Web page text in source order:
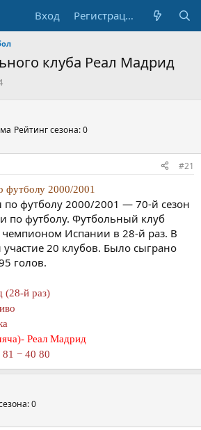
Вход Регистрация
клуба Реал Мадрид
Рейтинг сезона: 0
#21
футболу 2000/2001
футболу 2000/2001 — 70-й сезон
по футболу. Футбольный клуб
чемпионом Испании в 28-й раз. В
20 клубов. Было сыграно
голов.
(28-й раз)
Реал Мадрид
− 40 80
0